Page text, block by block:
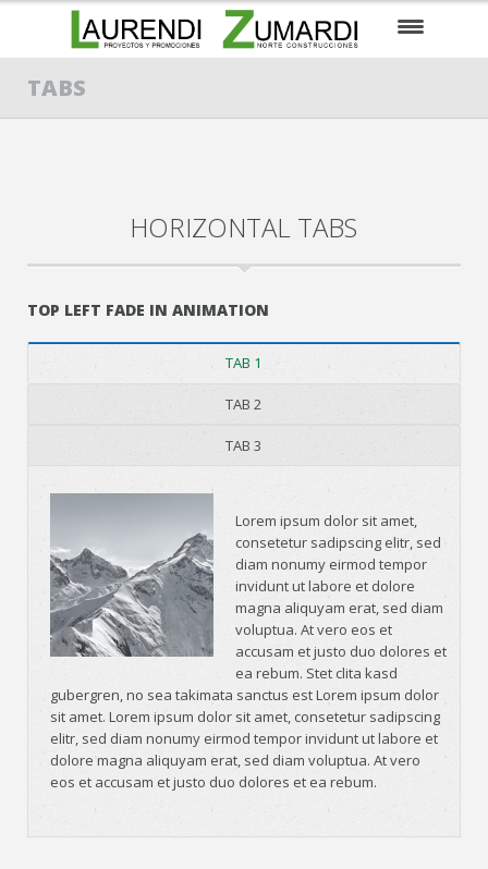
EMPRESA
PRÓXIMOS PROYECTOS
TABS
HORIZONTAL TABS
TOP LEFT FADE IN ANIMATION
TAB 1
TAB 2
TAB 3
Lorem ipsum dolor sit amet,
consetetur sadipscing elitr, sed
diam nonumy eirmod tempor
invidunt ut labore et dolore
magna aliquyam erat, sed diam
voluptua. At vero eos et
accusam et justo duo dolores et
ea rebum. Stet clita kasd
gubergren, no sea takimata sanctus est Lorem ipsum dolor
sit amet. Lorem ipsum dolor sit amet, consetetur sadipscing
elitr, sed diam nonumy eirmod tempor invidunt ut labore et
dolore magna aliquyam erat, sed diam voluptua. At vero
eos et accusam et justo duo dolores et ea rebum.